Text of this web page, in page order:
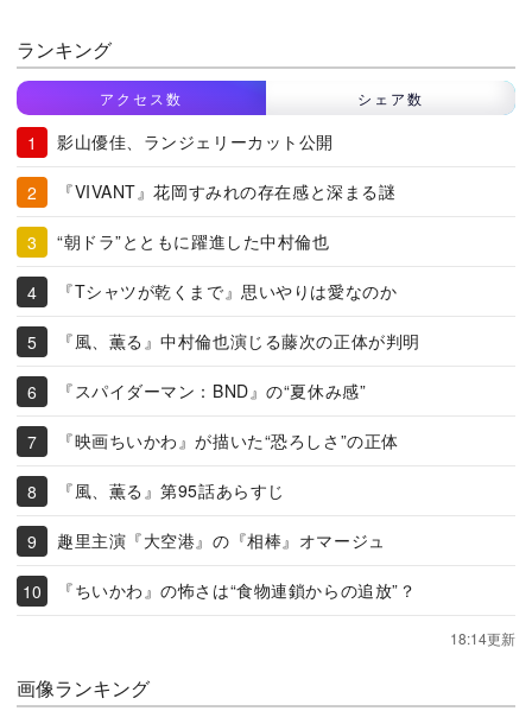
ランキング
アクセス数 シェア数
影山優佳、ランジェリーカット公開
『VIVANT』花岡すみれの存在感と深まる謎
“朝ドラ”とともに躍進した中村倫也
『Tシャツが乾くまで』思いやりは愛なのか
『風、薫る』中村倫也演じる藤次の正体が判明
『スパイダーマン：BND』の“夏休み感”
『映画ちいかわ』が描いた“恐ろしさ”の正体
『風、薫る』第95話あらすじ
趣里主演『大空港』の『相棒』オマージュ
『ちいかわ』の怖さは“食物連鎖からの追放”？
18:14更新
画像ランキング